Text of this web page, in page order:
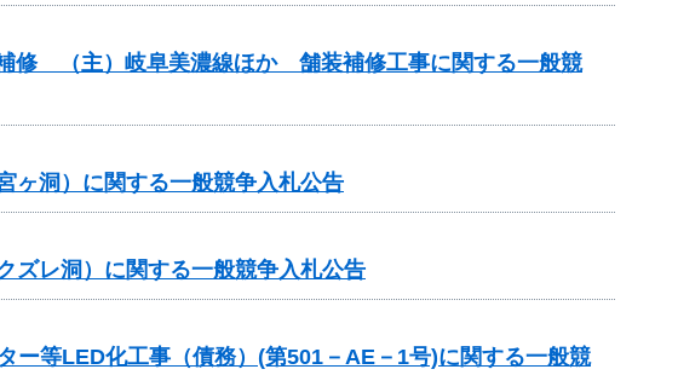
修 （主）岐阜美濃線ほか 舗装補修工事に関する一般競
洞）に関する一般競争入札公告
レ洞）に関する一般競争入札公告
等LED化工事（債務）(第501－AE－1号)に関する一般競